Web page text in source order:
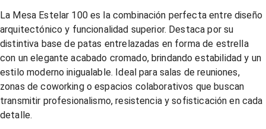
1 Star,
2 Stars,
3 Stars,
4 Stars,
5 Stars,
La Mesa Estelar 100 es la combinación perfecta entre diseño
arquitectónico y funcionalidad superior. Destaca por su
distintiva base de patas entrelazadas en forma de estrella
con un elegante acabado cromado, brindando estabilidad y un
estilo moderno inigualable. Ideal para salas de reuniones,
zonas de coworking o espacios colaborativos que buscan
transmitir profesionalismo, resistencia y sofisticación en cada
detalle.